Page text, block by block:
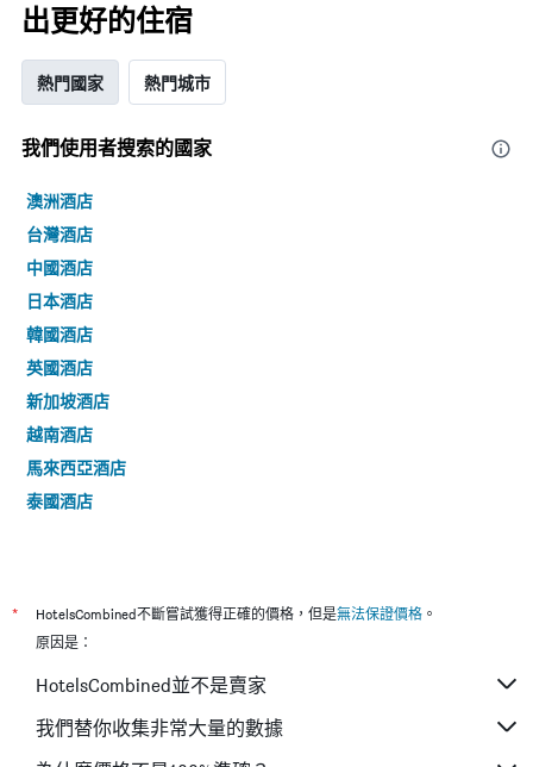
出更好的住宿
熱門國家 熱門城市
我們使用者搜索的國家
澳洲酒店
台灣酒店
中國酒店
日本酒店
韓國酒店
英國酒店
新加坡酒店
越南酒店
馬來西亞酒店
泰國酒店
* HotelsCombined不斷嘗試獲得正確的價格，但是無法保證價格 。
原因是：
HotelsCombined並不是賣家
我們替你收集非常大量的數據